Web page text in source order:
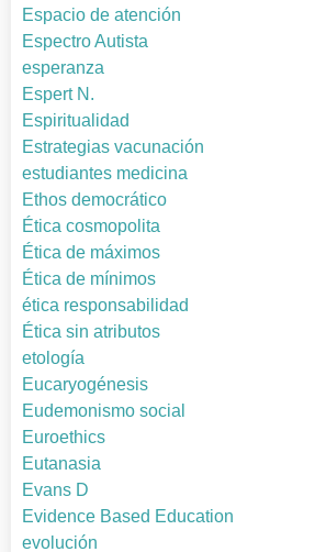
Espacio de atención
Espectro Autista
esperanza
Espert N.
Espiritualidad
Estrategias vacunación
estudiantes medicina
Ethos democrático
Ética cosmopolita
Ética de máximos
Ética de mínimos
ética responsabilidad
Ética sin atributos
etología
Eucaryogénesis
Eudemonismo social
Euroethics
Eutanasia
Evans D
Evidence Based Education
evolución